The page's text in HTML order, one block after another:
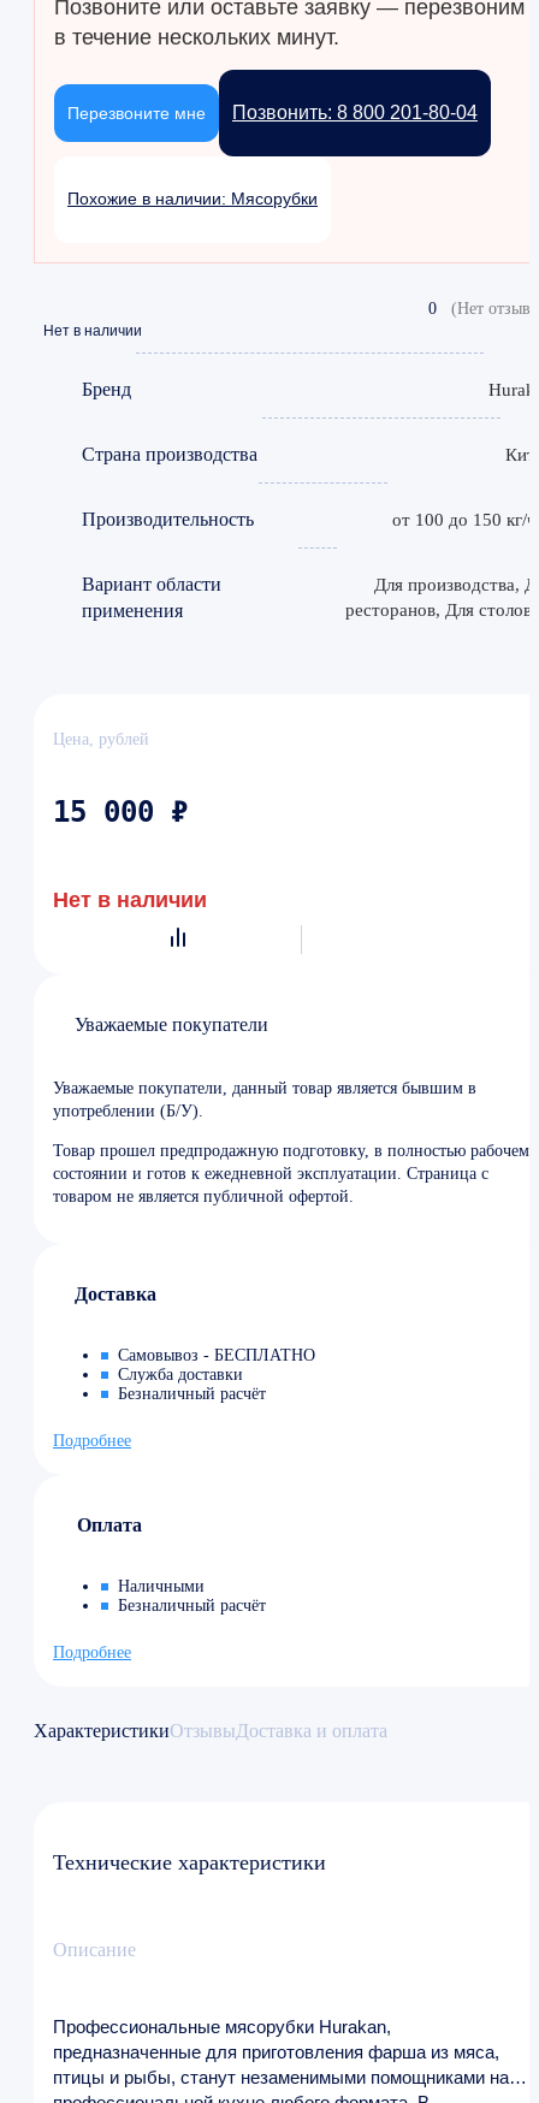
Позвоните или оставьте заявку — перезвоним
в течение нескольких минут.
Позвонить: 8 800 201-80-04
Перезвоните мне
Похожие в наличии: Мясорубки
0 (Нет
Нет в наличии
Бренд
Страна производства
Производительность от 100 до 150 кг/
Вариант области
применения
Для производства,
ресторанов, Для
Цена, рублей
15 000 ₽
Нет в наличии
Уважаемые покупатели
Уважаемые покупатели, данный товар является бывшим в
употреблении (Б/У).
Товар прошел предпродажную подготовку, в полностью рабочем
состоянии и готов к ежедневной эксплуатации. Страница с
товаром не является публичной офертой.
Доставка
Самовывоз - БЕСПЛАТНО
Служба доставки
Безналичный расчёт
Подробнее
Оплата
Наличными
Безналичный расчёт
Подробнее
ХарактеристикиОтзывыДоставка и оплата
Технические характеристики
Описание
Профессиональные мясорубки Hurakan,
предназначенные для приготовления фарша из мяса,
птицы и рыбы, станут незаменимыми помощниками на